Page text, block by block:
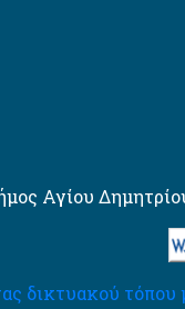
Αγίου
δικτυακού